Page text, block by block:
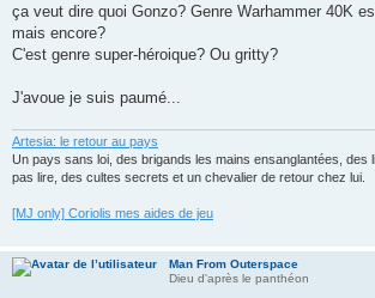
a
g
ça veut dire quoi Gonzo? Genre Warhammer 40K
mais encore?
C'est genre super-héroique? Ou gritty?
J'avoue je suis paumé...
Artesia: le retour au pays
Un pays sans loi, des brigands les mains ensanglantées, des
pas lire, des cultes secrets et un chevalier de retour chez lui.
[MJ only] Coriolis mes aides de jeu
Man From Outerspace
Dieu d'après le panthéon